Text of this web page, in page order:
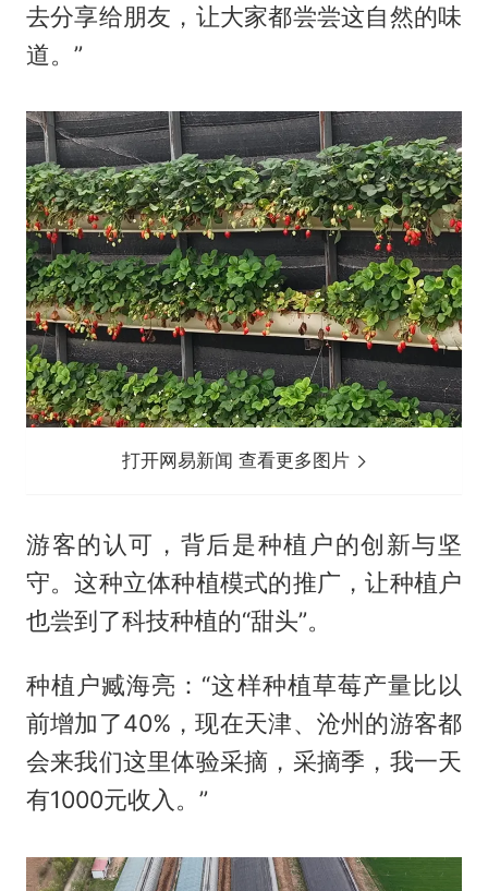
去分享给朋友，让大家都尝尝这自然的味
道。”
打开网易新闻 查看更多图片
游客的认可，背后是种植户的创新与坚
守。这种立体种植模式的推广，让种植户
也尝到了科技种植的“甜头”。
种植户臧海亮：“这样种植草莓产量比以
前增加了40%，现在天津、沧州的游客都
会来我们这里体验采摘，采摘季，我一天
有1000元收入。”